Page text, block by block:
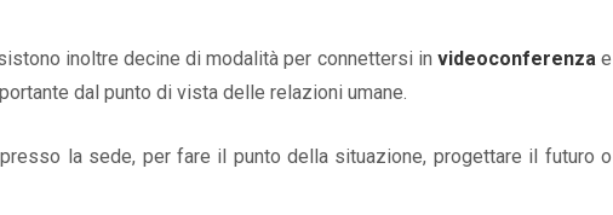
inoltre decine di modalità per connettersi in videoconferenzae
dal punto di vista delle relazioni umane.
la sede, per fare il punto della situazione, progettare il futuro o